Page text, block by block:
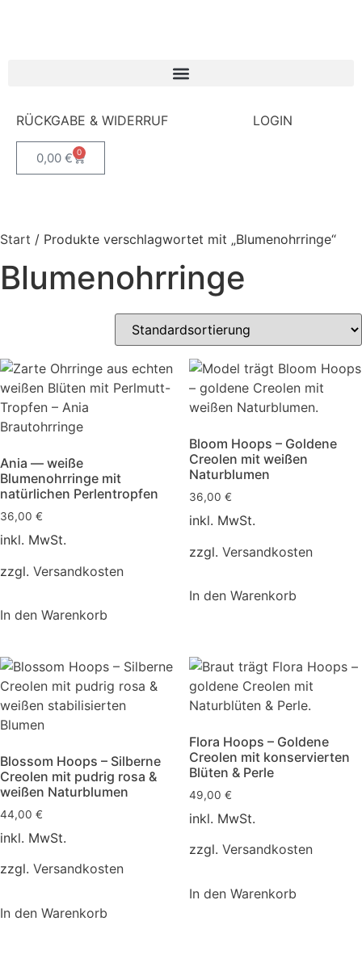
RÜCKGABE & WIDERRUF LOGIN
0,00 € 0
Start / Produkte verschlagwortet mit „Blumenohrringe“
Blumenohrringe
Ania — weiße
Blumenohrringe mit
natürlichen Perlentropfen
36,00 €
inkl. MwSt.
zzgl. Versandkosten
In den Warenkorb
Bloom Hoops – Goldene
Creolen mit weißen
Naturblumen
36,00 €
inkl. MwSt.
zzgl. Versandkosten
In den Warenkorb
Blossom Hoops – Silberne
Creolen mit pudrig rosa &
weißen Naturblumen
44,00 €
inkl. MwSt.
zzgl. Versandkosten
In den Warenkorb
Flora Hoops – Goldene
Creolen mit konservierten
Blüten & Perle
49,00 €
inkl. MwSt.
zzgl. Versandkosten
In den Warenkorb